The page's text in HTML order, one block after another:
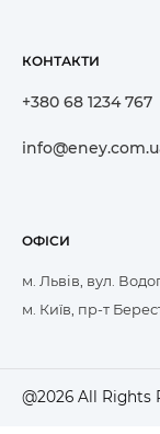
КОНТАКТИ
+380 68 1234 767
ОФІСИ
м. Львів, вул.
м. Київ, пр-т
@2026 All Rights